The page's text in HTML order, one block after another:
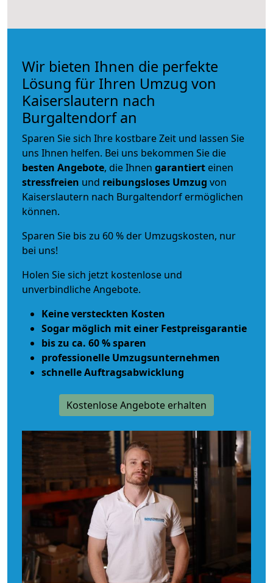
Wir bieten Ihnen die perfekte
Lösung für Ihren Umzug von
Kaiserslautern nach
Burgaltendorf an
Sparen Sie sich Ihre kostbare Zeit und lassen Sie
uns Ihnen helfen. Bei uns bekommen Sie die
besten Angebote, die Ihnen garantiert einen
stressfreien und reibungsloses Umzug von
Kaiserslautern nach Burgaltendorf ermöglichen
können.
Sparen Sie bis zu 60 % der Umzugskosten, nur
bei uns!
Holen Sie sich jetzt kostenlose und
unverbindliche Angebote.
Keine versteckten Kosten
Sogar möglich mit einer Festpreisgarantie
bis zu ca. 60 % sparen
professionelle Umzugsunternehmen
schnelle Auftragsabwicklung
Kostenlose Angebote erhalten